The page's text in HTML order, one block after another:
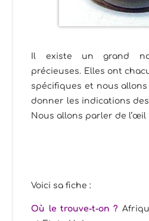
Il existe un grand
précieuses. Elles ont
spécifiques et nous
donner les indications
Nous allons parler de l’œil
Voici sa fiche :
Où le trouve-t-on ?